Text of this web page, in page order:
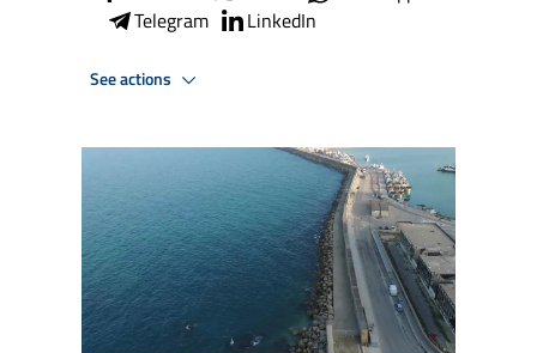
Telegram
LinkedIn
See actions